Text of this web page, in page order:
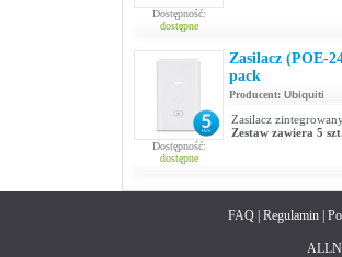
Dostępność:
dostępne
Dostępność:
dostępne
Zasilacz (POE-
pack
Producent: Ubiquiti
Zasilacz
Zestaw zawiera 5
FAQ| Regulamin|